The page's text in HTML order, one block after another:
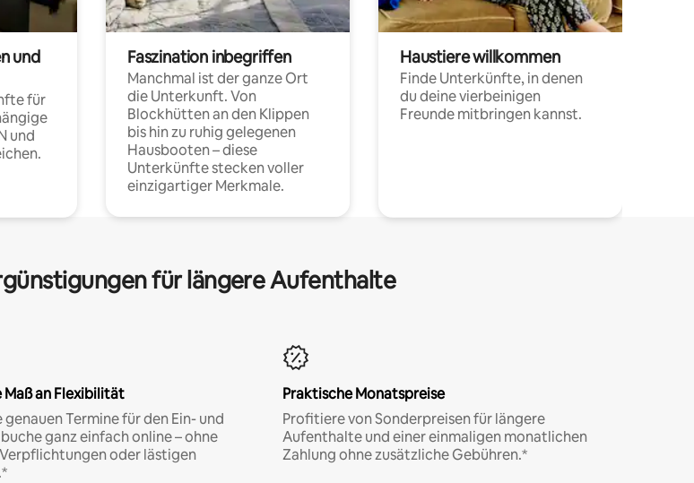
und
für
und
Faszination inbegriffen
Manchmal ist der ganze Ort
die Unterkunft. Von
Blockhütten an den Klippen
bis hin zu ruhig gelegenen
Hausbooten – diese
Unterkünfte stecken voller
einzigartiger Merkmale.
Haustiere willkommen
Finde Unterkünfte, in denen
du deine vierbeinigen
Freunde mitbringen kannst.
für längere Aufenthalte
Maß an Flexibilität
genauen Termine für den Ein- und
ganz einfach online – ohne
oder lästigen
Praktische Monatspreise
Profitiere von Sonderpreisen für längere
Aufenthalte und einer einmaligen monatlichen
Zahlung ohne zusätzliche Gebühren.*